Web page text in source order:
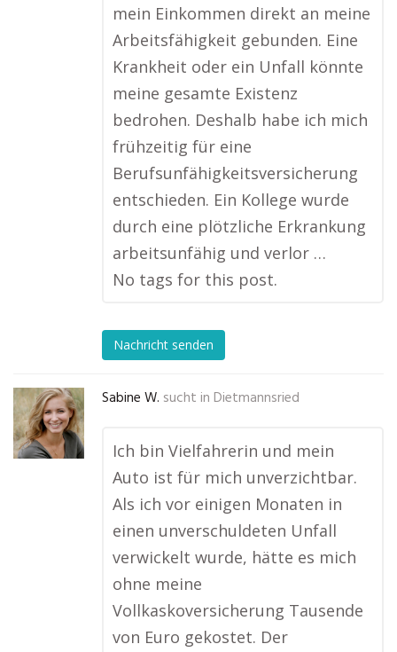
mein Einkommen direkt an meine
Arbeitsfähigkeit gebunden. Eine
Krankheit oder ein Unfall könnte
meine gesamte Existenz
bedrohen. Deshalb habe ich mich
frühzeitig für eine
Berufsunfähigkeitsversicherung
entschieden. Ein Kollege wurde
durch eine plötzliche Erkrankung
arbeitsunfähig und verlor …
No tags for this post.
Nachricht senden
Sabine W. sucht in Dietmannsried
Ich bin Vielfahrerin und mein
Auto ist für mich unverzichtbar.
Als ich vor einigen Monaten in
einen unverschuldeten Unfall
verwickelt wurde, hätte es mich
ohne meine
Vollkaskoversicherung Tausende
von Euro gekostet. Der